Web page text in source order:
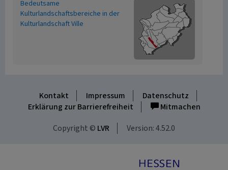
Bedeutsame
Kulturlandschaftsbereiche in der
Kulturlandschaft Ville
Kontakt Impressum
Datenschutz
Erklärung zur Barrierefreiheit
Mitmachen
Copyright © LVR Version: 4.52.0